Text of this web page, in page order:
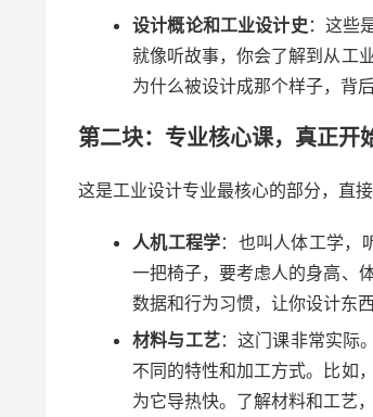
设计概论和工业设计史 ：这些
就像听故事，你会了解到从工
为什么被设计成那个样子，背
第二块：专业核心课，真正开
这是工业设计专业最核心的部分，直
人机工程学：也叫人体工学，
一把椅子，要考虑人的身高、
数据和行为习惯，让你设计东
材料与工艺：这门课非常实际
不同的特性和加工方式。比如
为它导热快。了解材料和工艺